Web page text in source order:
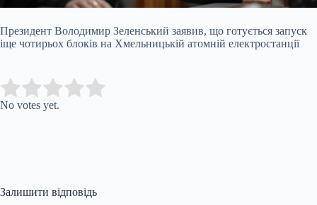
Президент Володимир Зеленський заявив, що готується запуск
іще чотирьох блоків на Хмельницькій атомній електростанції
Rate this item:
No votes yet.
Залишити відповідь